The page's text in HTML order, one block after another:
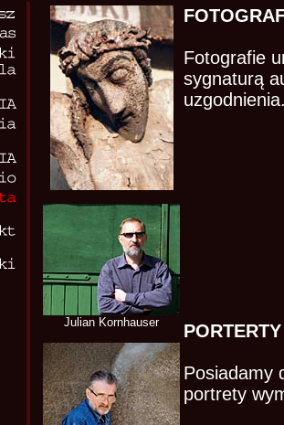
Julian Kornhauser
Fotografie
sygnaturą
PORTERTY
Posiadamy
portrety